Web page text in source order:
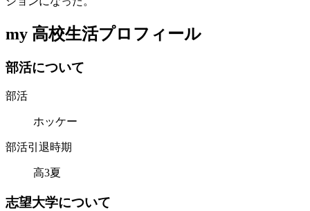
my 高校生活プロフィール
部活について
部活
ホッケー
部活引退時期
高3夏
志望大学について